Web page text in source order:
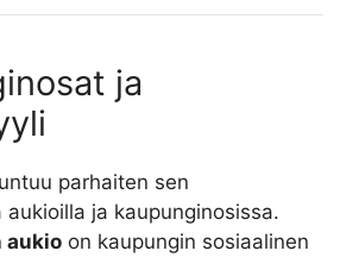
ja
parhaiten sen
ja kaupunginosissa.
aukio on kaupungin sosiaalinen